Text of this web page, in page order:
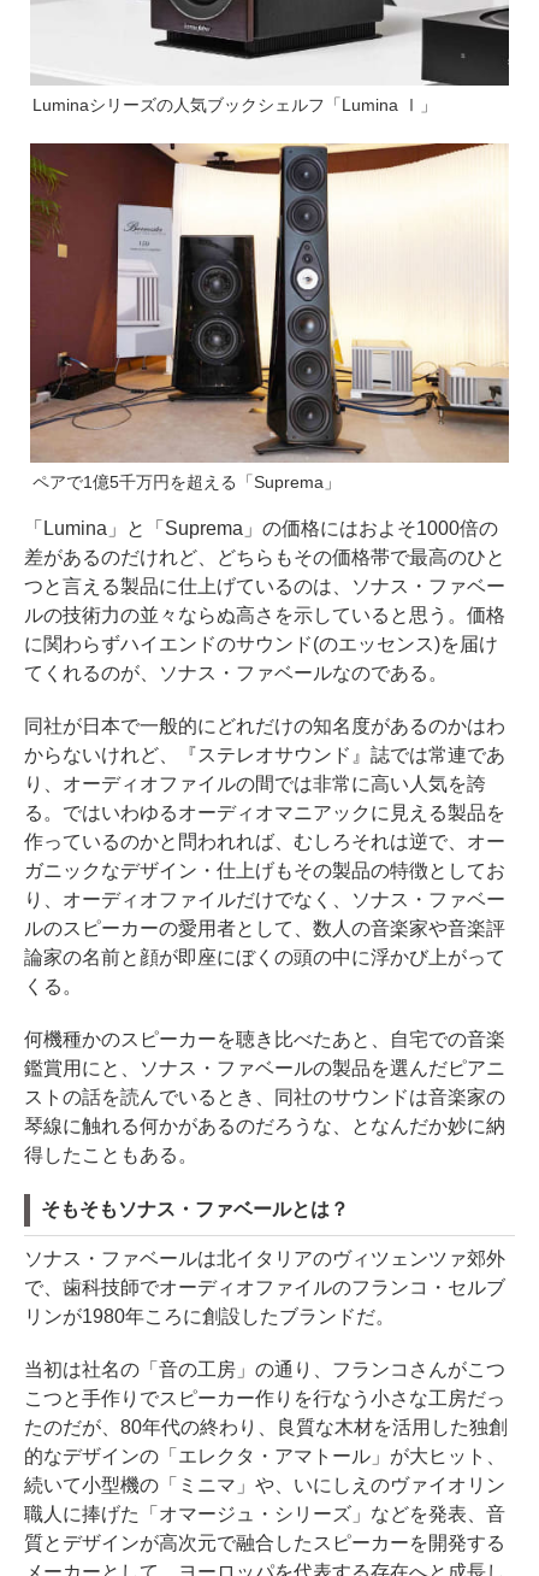
Luminaシリーズの人気ブックシェルフ「Lumina Ⅰ」
ペアで1億5千万円を超える「Suprema」
「Lumina」と「Suprema」の価格にはおよそ1000倍の
差があるのだけれど、どちらもその価格帯で最高のひと
つと言える製品に仕上げているのは、ソナス・ファベー
ルの技術力の並々ならぬ高さを示していると思う。価格
に関わらずハイエンドのサウンド(のエッセンス)を届け
てくれるのが、ソナス・ファベールなのである。
同社が日本で一般的にどれだけの知名度があるのかはわ
からないけれど、『ステレオサウンド』誌では常連であ
り、オーディオファイルの間では非常に高い人気を誇
る。ではいわゆるオーディオマニアックに見える製品を
作っているのかと問われれば、むしろそれは逆で、オー
ガニックなデザイン・仕上げもその製品の特徴としてお
り、オーディオファイルだけでなく、ソナス・ファベー
ルのスピーカーの愛用者として、数人の音楽家や音楽評
論家の名前と顔が即座にぼくの頭の中に浮かび上がって
くる。
何機種かのスピーカーを聴き比べたあと、自宅での音楽
鑑賞用にと、ソナス・ファベールの製品を選んだピアニ
ストの話を読んでいるとき、同社のサウンドは音楽家の
琴線に触れる何かがあるのだろうな、となんだか妙に納
得したこともある。
そもそもソナス・ファベールとは？
ソナス・ファベールは北イタリアのヴィツェンツァ郊外
で、歯科技師でオーディオファイルのフランコ・セルブ
リンが1980年ころに創設したブランドだ。
当初は社名の「音の工房」の通り、フランコさんがこつ
こつと手作りでスピーカー作りを行なう小さな工房だっ
たのだが、80年代の終わり、良質な木材を活用した独創
的なデザインの「エレクタ・アマトール」が大ヒット、
続いて小型機の「ミニマ」や、いにしえのヴァイオリン
職人に捧げた「オマージュ・シリーズ」などを発表、音
質とデザインが高次元で融合したスピーカーを開発する
メーカーとして、ヨーロッパを代表する存在へと成長し